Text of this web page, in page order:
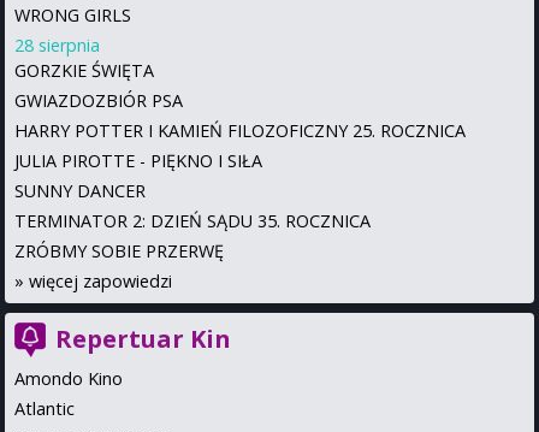
WRONG GIRLS
28 sierpnia
GORZKIE ŚWIĘTA
GWIAZDOZBIÓR PSA
HARRY POTTER I KAMIEŃ FILOZOFICZNY 25. ROCZNICA
JULIA PIROTTE - PIĘKNO I SIŁA
SUNNY DANCER
TERMINATOR 2: DZIEŃ SĄDU 35. ROCZNICA
ZRÓBMY SOBIE PRZERWĘ
» więcej zapowiedzi
Repertuar Kin
Amondo Kino
Atlantic